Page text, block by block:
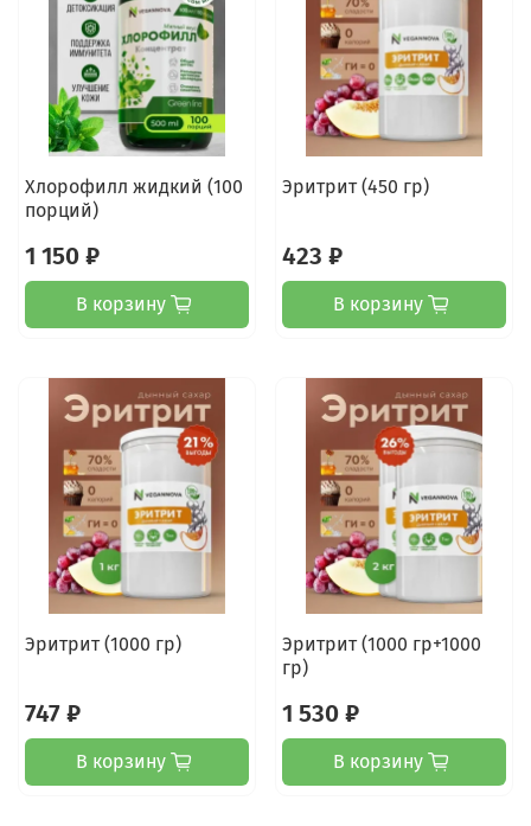
Хлорофилл жидкий (100
порций)
1 150 ₽
В корзину
Эритрит (450 гр)
423 ₽
В корзину
Эритрит (1000 гр)
747 ₽
В корзину
Эритрит (1000 гр+1000
гр)
1 530 ₽
В корзину